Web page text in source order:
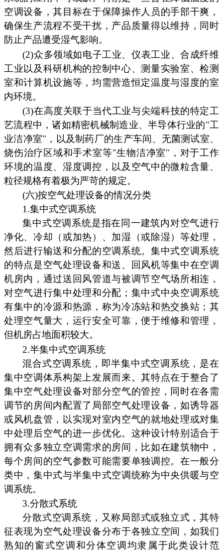
空调设备，其目标在于保障操作人员的手部干爽，
确保生产流程不受干扰，产品质量得以维持，同时
防止产品遭受湿气影响。
(2)众多领域如电子工业、仪表工业、合成纤维
工业以及科研机构的控制中心、测量实验室、检测
室和计算机设施等，均需营造恒定温度与湿度的室
内环境。
(3)在高度关联于当代工业与尖端科技的特定工
艺流程中，诸如精密机械制造业、半导体行业的"工
业洁净室"，以及制药厂的生产车间、无菌测试室、
烧伤治疗区域和手术室等"生物洁净室"，对于工作
环境的温度、湿度调控，以及空气中的微粒含量、
粒径规格有着极为严苛的规定。
(六)按空气处理设备的情况分类
1.集中式空调系统
集中式空调系统是指在同一建筑内对空气进行
净化、冷却（或加热）、加湿（或除湿）等处理，
然后进行输送和分配的空调系统。集中式空调系统
的特点是空气处理设备和送、回风机等集中在空调
机房内，通过送回风管道与被调节空气场所相连，
对空气进行集中处理和分配；集中式中央空调系统
有集中的冷源和热源，称为冷冻站和热交换站；其
处理空气量大，运行安全可靠，便于维修和管理，
但机房占地面积较大。
2.半集中式空调系统
混合式空调系统，即半集中式空调系统，是在
集中空调体系构架上发展而来。其特点在于整合了
集中空气处理设备对部分空气的管控，同时在各需
调节的房间内配置了局部空气处理设备，如诱导器
或风机盘管，以实现对室内空气的就地处理或对集
中处理后空气的进一步优化。这种设计特别适合于
拥有众多独立空调需求的房间，比如在建筑物中，
每个房间的空气参数可能需要单独调控。在一般分
类中，集中式与半集中式空调统称为中央供暖与空
调系统。
3.分散式系统
分散式空调系统，又称局部式或独立式，其特
征表现为空气处理设备分布于各独立空间，如我们
熟知的窗式空调和分体空调均隶属于此类设计范